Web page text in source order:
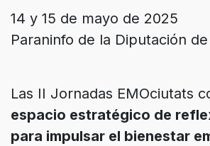
14 y 15 de mayo de 2025
Paraninfo de la Diputación
Las II Jornadas EMOciutats
espacio estratégico de
para impulsar el bienestar